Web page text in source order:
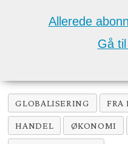
Allerede
Gå
GLOBALISERING FRA
HANDEL ØKONOMI